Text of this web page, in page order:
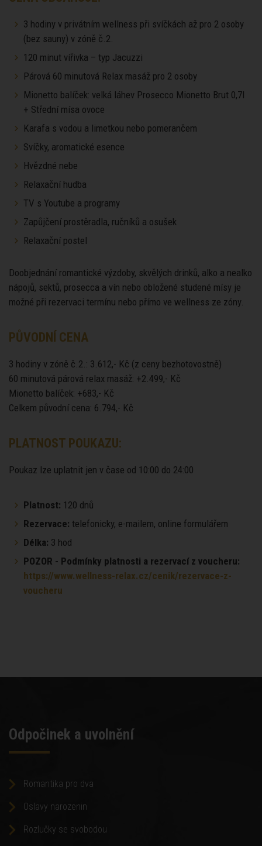
3 hodiny v privátním wellness při svíčkách až pro 2 osoby
(bez sauny) v zóně č.2.
120 minut vířivka – typ Jacuzzi
Párová 60 minutová Relax masáž pro 2 osoby
Mionetto balíček: velká láhev Prosecco Mionetto Brut 0,7l
+ Střední mísa ovoce
Karafa s vodou a limetkou nebo pomerančem
Svíčky, aromatické esence
Hvězdné nebe
Relaxační hudba
TV s Youtube a programy
Zapůjčení prostěradla, ručníků a osušek
Relaxační postel
Doobjednání romantické výzdoby, skvělých drinků, alko a nealko
nápojů, sektů, prosecca a vín nebo obložené studené mísy je
možné při rezervaci termínu nebo přímo ve wellness ze zóny.
PŮVODNÍ CENA
3 hodiny v zóně č.2.: 3.612,- Kč (z ceny bezhotovostně)
60 minutová párová relax masáž: +2.499,- Kč
Mionetto balíček: +683,- Kč
Celkem původní cena: 6.794,- Kč
PLATNOST POUKAZU:
Poukaz lze uplatnit jen v čase od 10:00 do 24:00
Platnost: 120 dnů
Rezervace: telefonicky, e-mailem, online formulářem
Délka: 3 hod
POZOR - Podmínky platnosti a rezervací z voucheru:
https://www.wellness-relax.cz/cenik/rezervace-z-
voucheru
Odpočinek a uvolnění
Romantika pro dva
Oslavy narozenin
Rozlučky se svobodou